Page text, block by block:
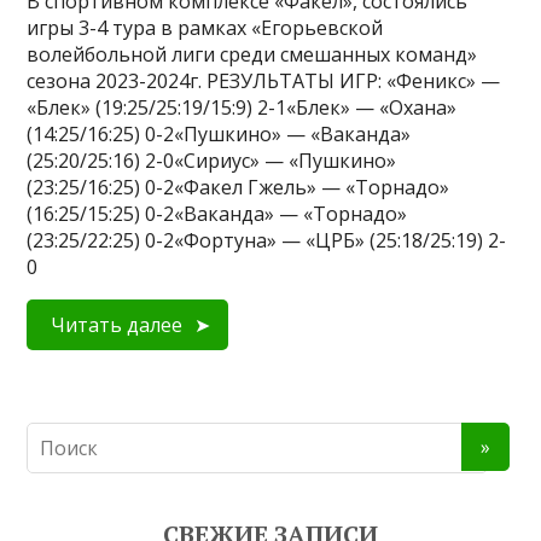
игры 3-4 тура в рамках «Егорьевской
волейбольной лиги среди смешанных команд»
сезона 2023-2024г. РЕЗУЛЬТАТЫ ИГР: «Феникс» —
«Блек» (19:25/25:19/15:9) 2-1«Блек» — «Охана»
(14:25/16:25) 0-2«Пушкино» — «Ваканда»
(25:20/25:16) 2-0«Сириус» — «Пушкино»
(23:25/16:25) 0-2«Факел Гжель» — «Торнадо»
(16:25/15:25) 0-2«Ваканда» — «Торнадо»
(23:25/22:25) 0-2«Фортуна» — «ЦРБ» (25:18/25:19) 2-
0
Читать далее
СВЕЖИЕ ЗАПИСИ